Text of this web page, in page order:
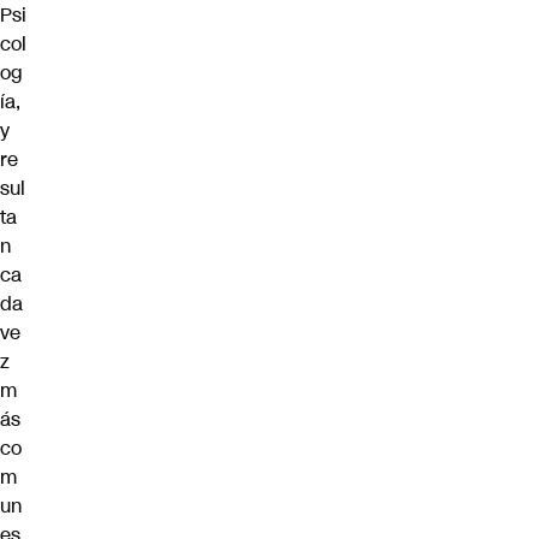
Psi
col
og
ía,
y
re
sul
ta
n
ca
da
ve
z
m
ás
co
m
un